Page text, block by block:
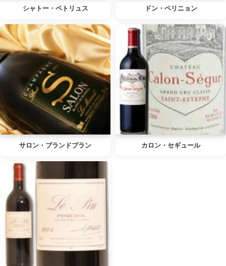
シャトー・ペトリュス ドン・ペリニョン
サロン・ブランドブラン カロン・セギュール